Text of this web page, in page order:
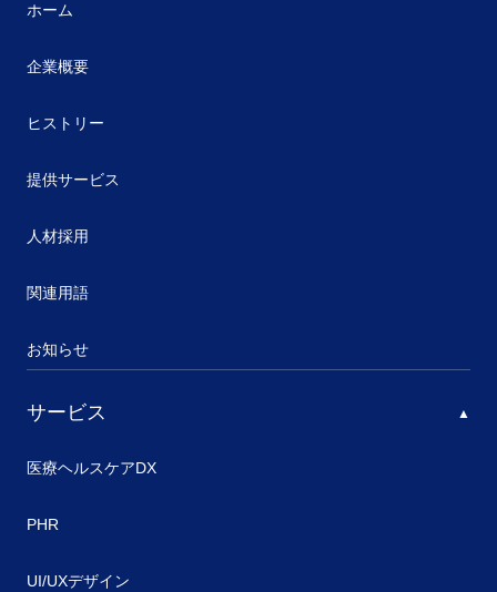
ホーム
企業概要
ヒストリー
提供サービス
人材採用
関連用語
お知らせ
サービス
医療ヘルスケアDX
PHR
UI/UXデザイン